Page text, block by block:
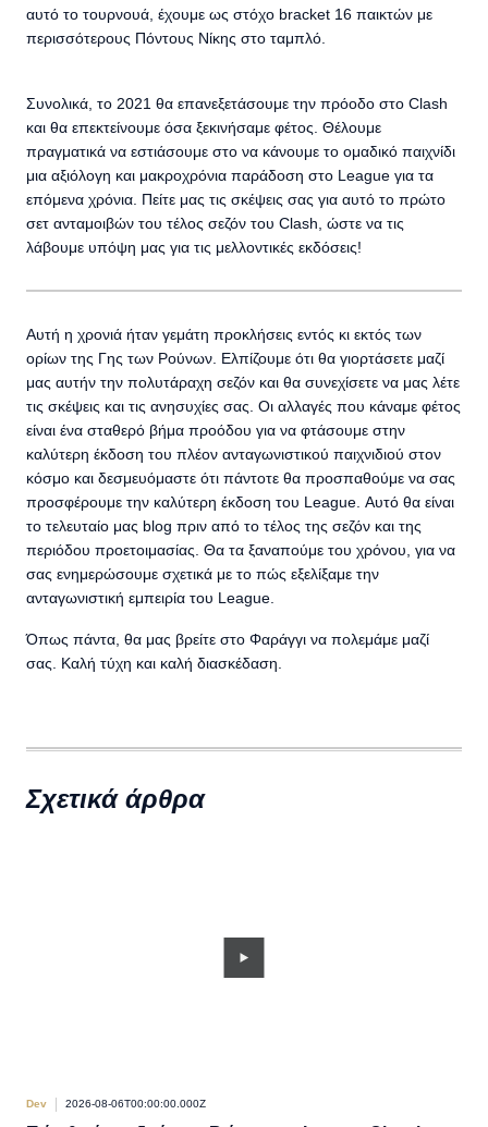
αυτό το τουρνουά, έχουμε ως στόχο bracket 16 παικτών με
περισσότερους Πόντους Νίκης στο ταμπλό.
Συνολικά, το 2021 θα επανεξετάσουμε την πρόοδο στο Clash
και θα επεκτείνουμε όσα ξεκινήσαμε φέτος. Θέλουμε
πραγματικά να εστιάσουμε στο να κάνουμε το ομαδικό παιχνίδι
μια αξιόλογη και μακροχρόνια παράδοση στο League για τα
επόμενα χρόνια. Πείτε μας τις σκέψεις σας για αυτό το πρώτο
σετ ανταμοιβών του τέλος σεζόν του Clash, ώστε να τις
λάβουμε υπόψη μας για τις μελλοντικές εκδόσεις!
Αυτή η χρονιά ήταν γεμάτη προκλήσεις εντός κι εκτός των
ορίων της Γης των Ρούνων. Ελπίζουμε ότι θα γιορτάσετε μαζί
μας αυτήν την πολυτάραχη σεζόν και θα συνεχίσετε να μας λέτε
τις σκέψεις και τις ανησυχίες σας. Οι αλλαγές που κάναμε φέτος
είναι ένα σταθερό βήμα προόδου για να φτάσουμε στην
καλύτερη έκδοση του πλέον ανταγωνιστικού παιχνιδιού στον
κόσμο και δεσμευόμαστε ότι πάντοτε θα προσπαθούμε να σας
προσφέρουμε την καλύτερη έκδοση του League. Αυτό θα είναι
το τελευταίο μας blog πριν από το τέλος της σεζόν και της
περιόδου προετοιμασίας. Θα τα ξαναπούμε του χρόνου, για να
σας ενημερώσουμε σχετικά με το πώς εξελίξαμε την
ανταγωνιστική εμπειρία του League.
Όπως πάντα, θα μας βρείτε στο Φαράγγι να πολεμάμε μαζί
σας. Καλή τύχη και καλή διασκέδαση.
Σχετικά άρθρα
Dev 2026-08-06T00:00:00.000Z